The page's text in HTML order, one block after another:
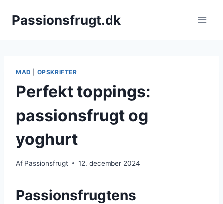
Passionsfrugt.dk
MAD OPSKRIFTER
Perfekt toppings:
passionsfrugt og
yoghurt
Af Passionsfrugt 12. december 2024
Passionsfrugtens